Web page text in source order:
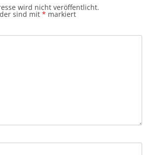
wird nicht veröffentlicht.
sind mit * markiert